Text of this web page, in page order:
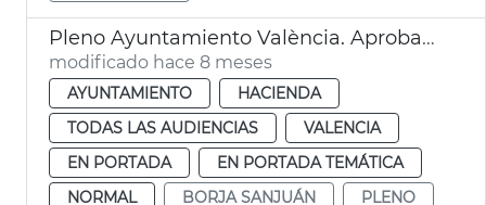
Pleno Ayuntamiento València. Aprobación provisional presupuestos
modificado hace 8 meses
AYUNTAMIENTO
HACIENDA
TODAS LAS AUDIENCIAS
VALENCIA
EN PORTADA
EN PORTADA TEMÁTICA
NORMAL
BORJA SANJUÁN
PLENO